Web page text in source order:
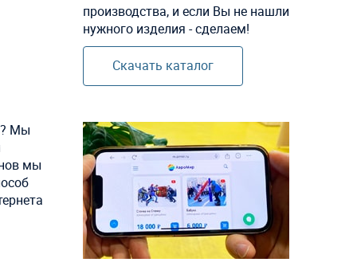
Мы
мы
производства, и если Вы не нашли
нужного изделия - сделаем!
Скачать каталог